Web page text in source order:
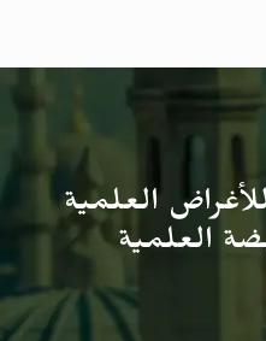
العلمية
العلمية